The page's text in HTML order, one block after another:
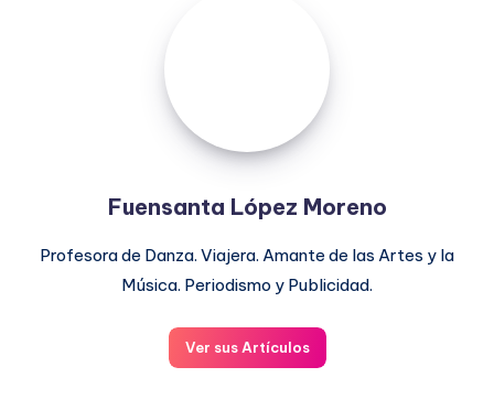
Fuensanta López Moreno
Profesora de Danza. Viajera. Amante de las Artes y la
Música. Periodismo y Publicidad.
Ver sus Artículos